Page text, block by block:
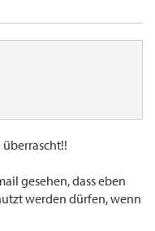
gesehen, dass eben
werden dürfen, wenn